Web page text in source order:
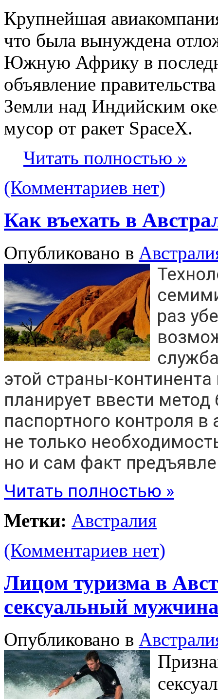
Крупнейшая
что была вынуждена
Южную Африку в
объявление
Земли над Индийским
мусор от ракет SpaceX.
Читать полностью »
(Комментариев нет)
Как въехать в
Опубликовано в
раз
этой страны-
планирует ввести
паспортного контроля
не только
но и сам факт
Читать полностью »
Метки: Австралия
(Комментариев нет)
Лицом туризма в
сексуальный
Опубликовано в